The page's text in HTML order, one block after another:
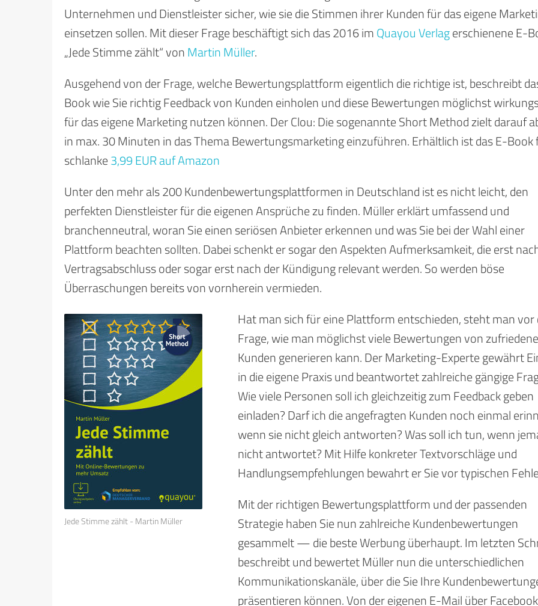
Unternehmen und Dienstleister sicher, wie sie die Stimmen ihrer Kunden für das eigene
einsetzen sollen. Mit dieser Frage beschäftigt sich das 2016 im Quayou Verlagerschienene E-
„Jede Stimme zählt“ von Martin Müller.
Ausgehend von der Frage, welche Bewertungsplattform eigentlich die richtige ist, beschreibt
Book wie Sie richtig Feedback von Kunden einholen und diese Bewertungen möglichst
für das eigene Marketing nutzen können. Der Clou: Die sogenannte Short Method zielt darauf
in max. 30 Minuten in das Thema Bewertungsmarketing einzuführen. Erhältlich ist das E-Book
schlanke 3,99 EUR auf Amazon
Unter den mehr als 200 Kundenbewertungsplattformen in Deutschland ist es nicht leicht, den
perfekten Dienstleister für die eigenen Ansprüche zu finden. Müller erklärt umfassend und
branchenneutral, woran Sie einen seriösen Anbieter erkennen und was Sie bei der Wahl einer
Plattform beachten sollten. Dabei schenkt er sogar den Aspekten Aufmerksamkeit, die erst
Vertragsabschluss oder sogar erst nach der Kündigung relevant werden. So werden böse
Überraschungen bereits von vornherein vermieden.
Jede Stimme zählt - Martin Müller
Hat man sich für eine Plattform entschieden, steht man vor
Frage, wie man möglichst viele Bewertungen von
Kunden generieren kann. Der Marketing-Experte gewährt
in die eigene Praxis und beantwortet zahlreiche gängige
Wie viele Personen soll ich gleichzeitig zum Feedback geben
einladen? Darf ich die angefragten Kunden noch einmal
wenn sie nicht gleich antworten? Was soll ich tun, wenn
nicht antwortet? Mit Hilfe konkreter Textvorschläge und
Handlungsempfehlungen bewahrt er Sie vor typischen
Mit der richtigen Bewertungsplattform und der passenden
Strategie haben Sie nun zahlreiche Kundenbewertungen
gesammelt — die beste Werbung überhaupt. Im letzten
beschreibt und bewertet Müller nun die unterschiedlichen
Kommunikationskanäle, über die Sie Ihre
präsentieren können. Von der eigenen E-Mail über